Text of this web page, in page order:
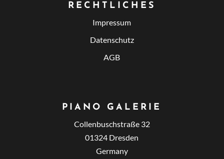
RECHTLICHES
Impressum
Datenschutz
AGB
PIANO GALERIE
Collenbuschstraße 32
01324 Dresden
Germany